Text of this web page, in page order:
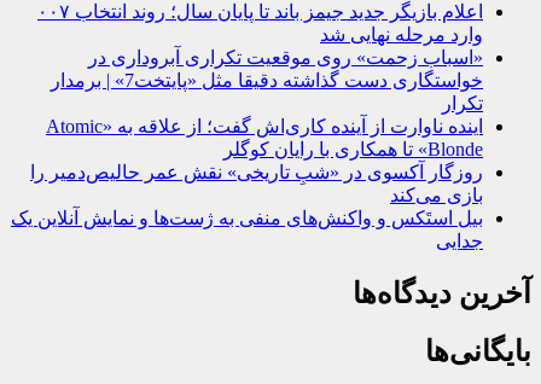
اعلام بازیگر جدید جیمز باند تا پایان سال؛ روند انتخاب ۰۰۷
وارد مرحله نهایی شد
«اسباب زحمت» روی موقعیت تکراری آبروداری در
خواستگاری دست گذاشته دقیقا مثل «پایتخت7» | برمدار
تکرار
اینده ناوارت از آینده کاری‌اش گفت؛ از علاقه به «Atomic
Blonde» تا همکاری با رایان کوگلر
روزگار آکسوی در «شبِ تاریخی» نقش عمر حالیص‌دمیر را
بازی می‌کند
بیل استَکس و واکنش‌های منفی به ژست‌ها و نمایش آنلاین یک
جدایی
آخرین دیدگاه‌ها
بایگانی‌ها